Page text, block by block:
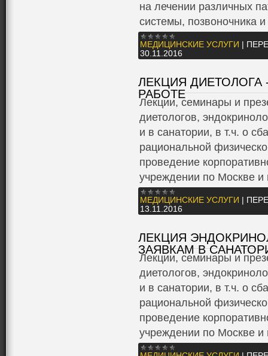
на лечении различных
системы, позвоночника и
МЕДИЦИНСКИЕ УСЛУГИ
30.11.2016
ЛЕКЦИЯ
РАБОТЕ
Лекции, семинары и
диетологов,
и в санатории, в т.ч. о
рациональной
проведение
учреждении по Москве и
МЕДИЦИНСКИЕ УСЛУГИ
13.11.2016
ЛЕКЦИЯ
ЗАЯВКАМ В
Лекции, семинары и
диетологов,
и в санатории, в т.ч. о
рациональной
проведение
учреждении по Москве и